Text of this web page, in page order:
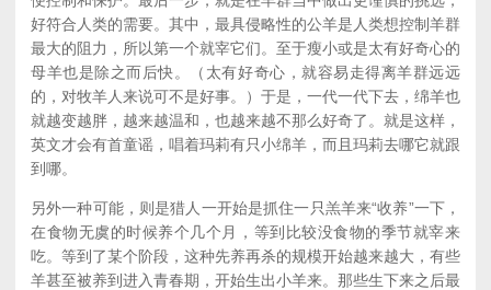
好符合人类的需要。其中，最具侵略性的公羊是人类想控制羊群
最大的阻力，所以第一个就宰它们。至于瘦小或是太有好奇心的
母羊也是除之而后快。（太有好奇心，就容易走得离羊群远远
的，对牧羊人来说可不是好事。）于是，一代一代下去，绵羊也
就越变越胖，越来越温和，也越来越不那么好奇了。就是这样，
英文才会有首童谣，唱着玛莉有只小绵羊，而且玛莉去哪它就跟
到哪。
另外一种可能，则是猎人一开始是抓住一只羔羊来“收养”一下，
在食物无虞的时候养个几个月，等到比较没食物的季节就宰来
吃。等到了某个阶段，这种先养再杀的规模开始越来越大，有些
羊甚至被养到进入青春期，开始生出小羊来。那些生下来之后最